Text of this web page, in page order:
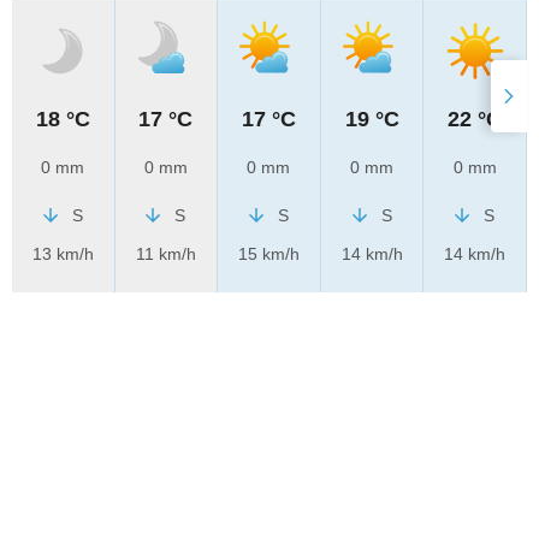
18 °C
0 mm
S
13 km/h
17 °C
0 mm
S
11 km/h
17 °C
0 mm
S
15 km/h
19 °C
0 mm
S
14 km/h
22 °C
0 mm
S
14 km/h